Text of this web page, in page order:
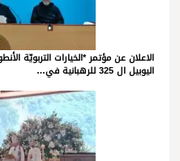
الاعلان عن مؤتمر *الخيارات التربويّة
اليوبيل ال 325 للرهبانية في…